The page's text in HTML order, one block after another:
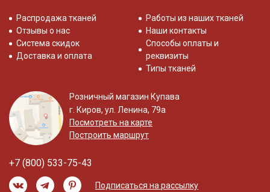
Распродажа тканей
Отзывы о нас
Система скидок
Доставка и оплата
Работы из наших тканей
Наши контакты
Способы оплаты и
реквизиты
Типы тканей
Розничный магазин Купава
г. Киров, ул. Ленина, 79а
Посмотреть на карте
Построить маршрут
+7 (800) 533-75-43
Подписаться на рассылку